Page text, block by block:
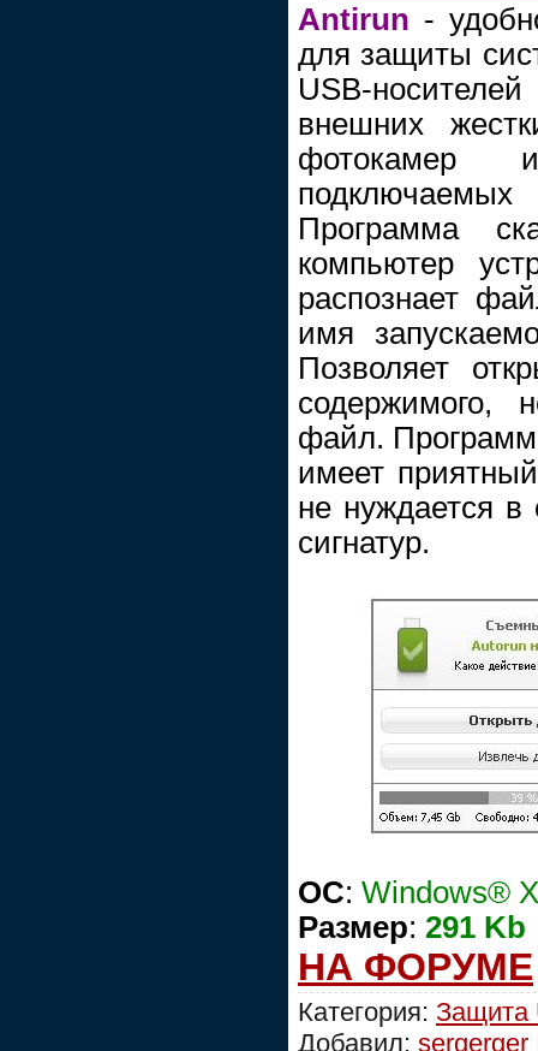
Antirun -
для защиты
USB-
внешних
фотокамер
Программа
компьютер
распознает
имя
Позволяет
содержимого,
файл.
имеет
не нуждается в
сигнатур.
ОС: Windows®
Размер: 291 Kb
НА ФОРУМЕ
Категория: Защита
Добавил: sergerger